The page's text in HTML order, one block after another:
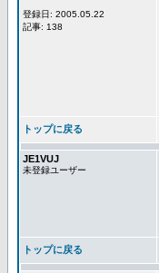
登録日: 2005.05.22
記事: 138
トップに戻る
JE1VUJ
未登録ユーザー
トップに戻る